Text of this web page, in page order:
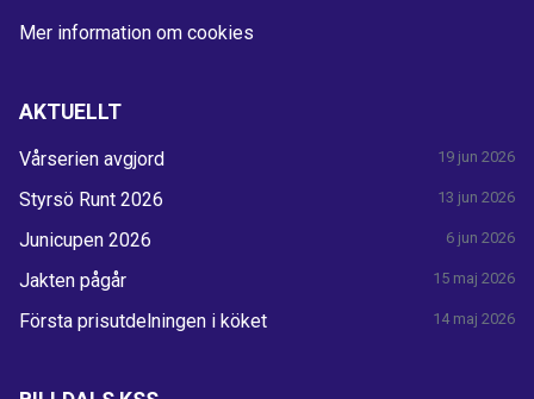
Mer information om cookies
AKTUELLT
Vårserien avgjord 19 jun 2026
Styrsö Runt 2026 13 jun 2026
Junicupen 2026 6 jun 2026
Jakten pågår 15 maj 2026
Första prisutdelningen i köket 14 maj 2026